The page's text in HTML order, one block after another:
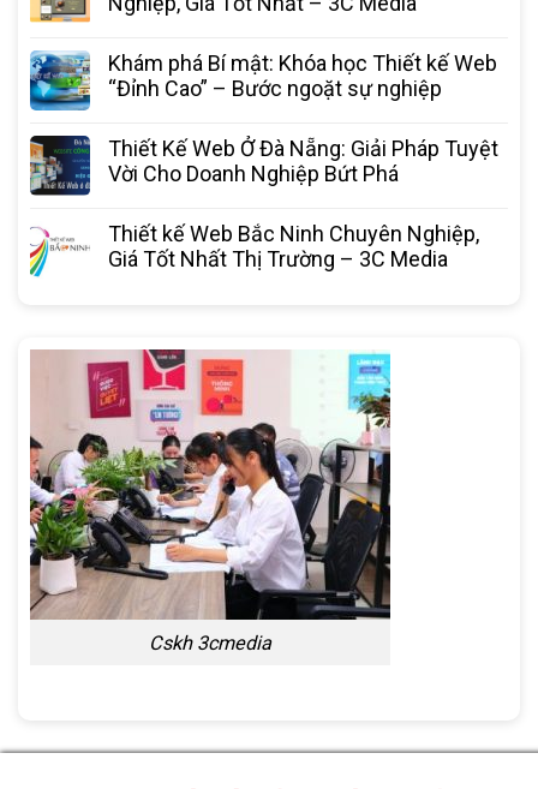
Khám phá Bí mật: Khóa học Thiết kế Web
“Đỉnh Cao” – Bước ngoặt sự nghiệp
Thiết Kế Web Ở Đà Nẵng: Giải Pháp Tuyệt
Vời Cho Doanh Nghiệp Bứt Phá
Thiết kế Web Bắc Ninh Chuyên Nghiệp,
Giá Tốt Nhất Thị Trường – 3C Media
Cskh 3cmedia